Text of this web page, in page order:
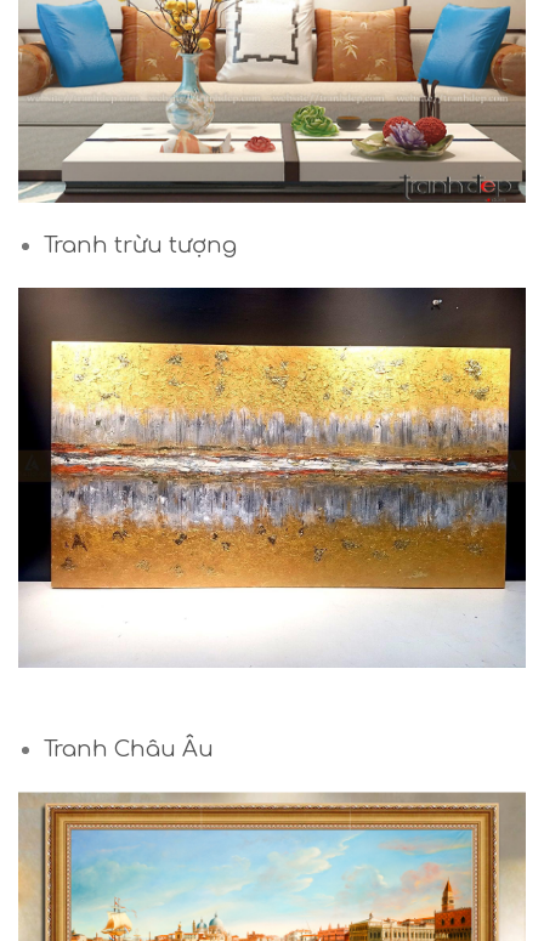
Tranh trừu tượng
Tranh Châu Âu